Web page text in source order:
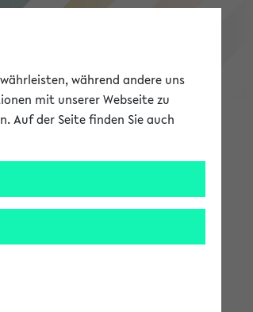
eKVV
während andere uns
mit unserer Webseite zu
Auf der Seite finden Sie auch